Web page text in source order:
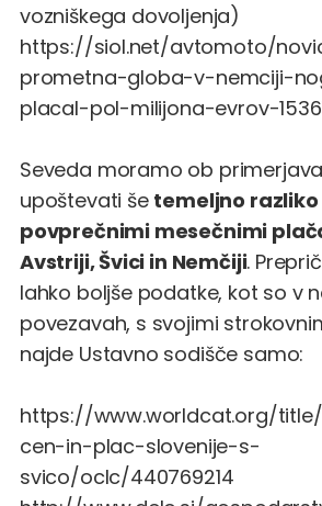
vozniškega dovoljenja)
https://siol.net/avtomoto/
prometna-globa-v-nemciji-
placal-pol-milijona-evrov-
Seveda moramo ob
upoštevati še temeljno
povprečnimi mesečnimi
Avstriji, Švici in Nemčiji.
lahko boljše podatke, kot so v
povezavah, s svojimi
najde Ustavno sodišče samo:
https://www.worldcat.org/
cen-in-plac-slovenije-s-
svico/oclc/440769214